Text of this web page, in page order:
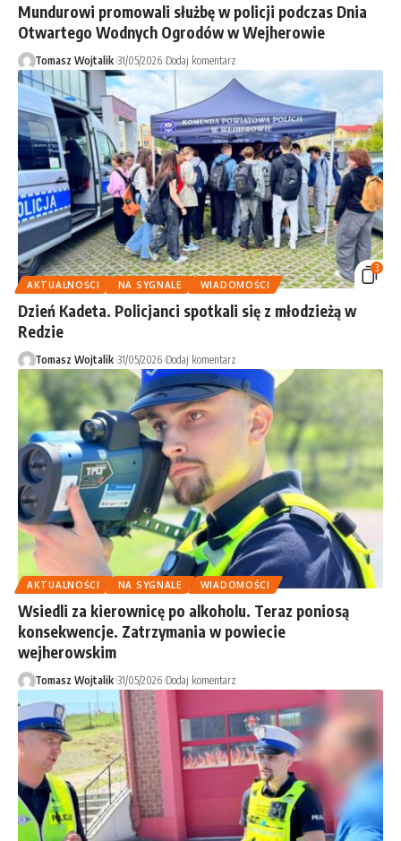
Mundurowi promowali służbę w policji podczas Dnia
Otwartego Wodnych Ogrodów w Wejherowie
Tomasz Wojtalik 31/05/2026 Dodaj komentarz
3
AKTUALNOŚCI
NA SYGNALE WIADOMOŚCI
Dzień Kadeta. Policjanci spotkali się z młodzieżą w
Redzie
Tomasz Wojtalik 31/05/2026 Dodaj komentarz
AKTUALNOŚCI NA SYGNALE WIADOMOŚCI
Wsiedli za kierownicę po alkoholu. Teraz poniosą
konsekwencje. Zatrzymania w powiecie
wejherowskim
Tomasz Wojtalik 31/05/2026 Dodaj komentarz